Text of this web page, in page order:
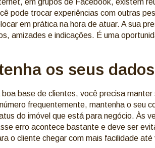
em grupos de Facebook, existem
pode trocar experiências com outras
em prática na hora de atuar. A sua
amizades e indicações. É uma
os seus
boa base de clientes, você precisa
frequentemente, mantenha o seu
do imóvel que está para negócio. Às
erro acontece bastante e deve ser
o cliente chegar com mais facilidade até